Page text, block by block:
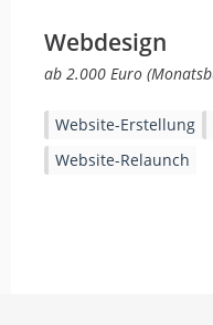
Webdesign
ab 2.000 Euro
Website-Erstellung
Website-Relaunch